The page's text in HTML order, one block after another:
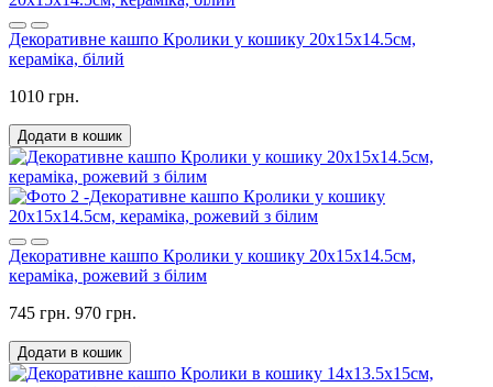
Декоративне кашпо Кролики у кошику 20х15х14.5см,
кераміка, білий
1010 грн.
Додати в кошик
Декоративне кашпо Кролики у кошику 20х15х14.5см,
кераміка, рожевий з білим
745 грн. 970 грн.
Додати в кошик